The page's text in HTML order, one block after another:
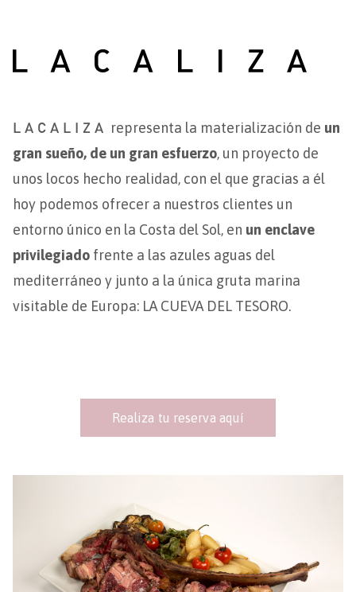
LACALIZA representa la materialización de un
gran sueño, de un gran esfuerzo, un proyecto de
unos locos hecho realidad, con el que gracias a él
hoy podemos ofrecer a nuestros clientes un
entorno único en la Costa del Sol, en un enclave
privilegiado frente a las azules aguas del
mediterráneo y junto a la única gruta marina
visitable de Europa: LA CUEVA DEL TESORO.
Realiza tu reserva aquí